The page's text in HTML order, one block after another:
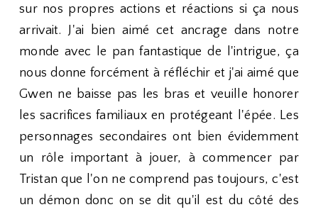
sur nos propres actions et réactions si ça nous
arrivait. J'ai bien aimé cet ancrage dans notre
monde avec le pan fantastique de l'intrigue, ça
nous donne forcément à réfléchir et j'ai aimé que
Gwen ne baisse pas les bras et veuille honorer
les sacrifices familiaux en protégeant l'épée. Les
personnages secondaires ont bien évidemment
un rôle important à jouer, à commencer par
Tristan que l'on ne comprend pas toujours, c'est
un démon donc on se dit qu'il est du côté des